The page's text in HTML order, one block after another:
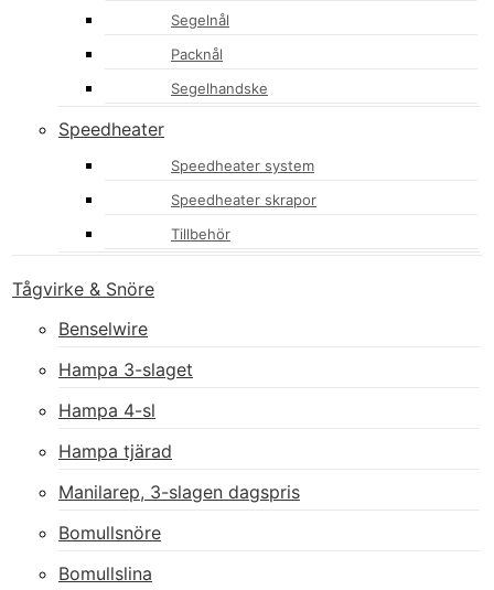
Segelnål
Packnål
Segelhandske
Speedheater
Speedheater system
Speedheater skrapor
Tillbehör
Tågvirke & Snöre
Benselwire
Hampa 3-slaget
Hampa 4-sl
Hampa tjärad
Manilarep, 3-slagen dagspris
Bomullsnöre
Bomullslina